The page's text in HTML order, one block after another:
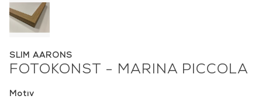
SLIM AARONS
FOTOKONST - MARINA PICCOLA
Motiv